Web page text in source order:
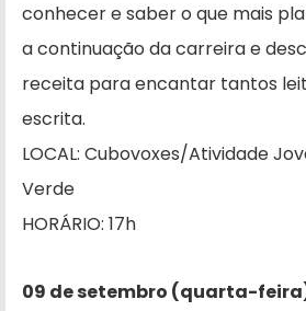
conhecer e saber o que mais
a continuação da carreira e
receita para encantar tantos
escrita.
LOCAL: Cubovoxes/Atividade
Verde
HORÁRIO: 17h
09 de setembro (quarta-